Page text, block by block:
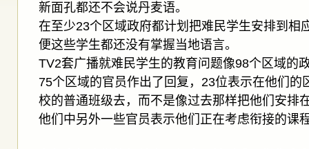
新面孔都还不会说丹麦语。
在至少23个区域政府都计划把难民学生安排到相
便这些学生都还没有掌握当地语言。
TV2套广播就难民学生的教育问题像98个区域的
75个区域的官员作出了回复，23位表示在他们的
校的普通班级去，而不是像过去那样把他们安排
他们中另外一些官员表示他们正在考虑衔接的课